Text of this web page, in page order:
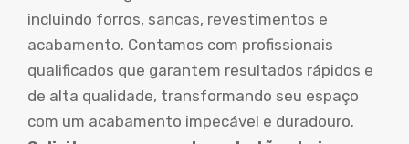
incluindo forros, sancas, revestimentos e
acabamento. Contamos com profissionais
qualificados que garantem resultados rápidos e
de alta qualidade, transformando seu espaço
com um acabamento impecável e duradouro.